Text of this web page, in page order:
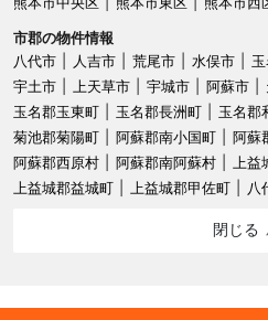
市郡の物件情報
八代市
人吉市 荒尾市 水俣市
宇土市
上天草市 宇城市 阿蘇市
玉名郡玉東町
玉名郡長洲町 玉名郡
菊池郡菊陽町
阿蘇郡南小国町 阿蘇
阿蘇郡西原村
阿蘇郡南阿蘇村 上
上益城郡益城町
上益城郡甲佐町 八
閉じる